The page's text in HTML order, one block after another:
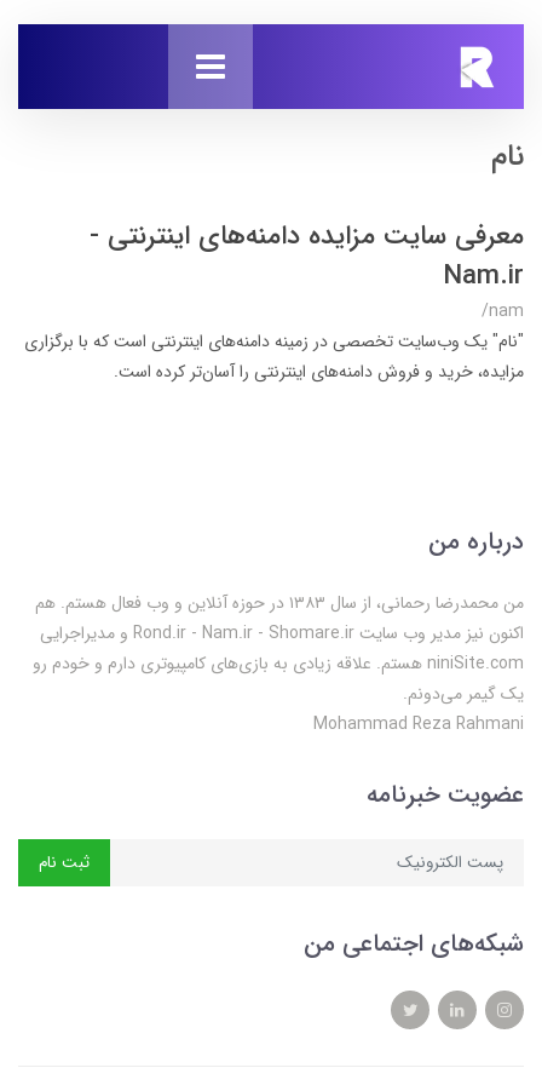
نام
معرفی سایت مزایده دامنه‌های اینترنتی -
Nam.ir
/nam
"نام" یک وب‌سایت تخصصی در زمینه دامنه‌های اینترنتی است که با برگزاری
مزایده، خرید و فروش دامنه‌های اینترنتی را آسان‌تر کرده است.
درباره من
من محمدرضا رحمانی، از سال ۱۳۸۳ در حوزه آنلاین و وب فعال‌ هستم. هم
اکنون نیز مدیر وب سایت Rond.ir - Nam.ir - Shomare.ir و مدیراجرایی
niniSite.com هستم. علاقه زیادی به بازی‌های کامپیوتری دارم و خودم رو
یک گیمر می‌دونم.
Mohammad Reza Rahmani
عضویت خبرنامه
ثبت نام
شبکه‌های اجتماعی من